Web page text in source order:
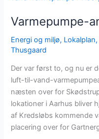
Varmepumpe-
Energi og miljø, Lokalplan,
Thusgaard
Der var først to, og nu er
luft-til-vand-
næsten over for
lokationer i Aarhus bliver
af Kredsløbs kommende
placering over for